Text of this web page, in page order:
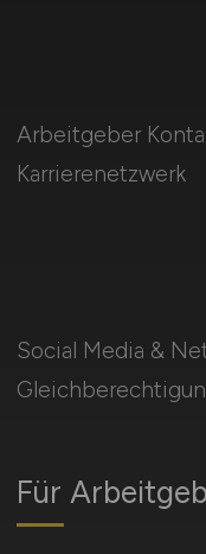
Social Media &
Für
Arbeitgeber
Karrierenetzwerk